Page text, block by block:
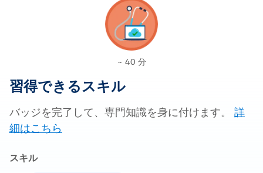
~ 40 分
習得できるスキル
バッジを完了して、専門知識を身に付けます。 詳
細はこちら
スキル